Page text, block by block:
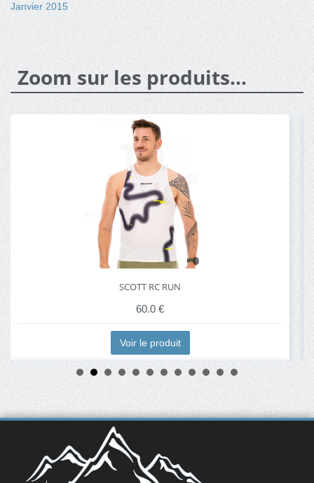
Janvier 2015
Zoom sur les produits...
SCOTT RC RUN
60.0 €
Voir le produit